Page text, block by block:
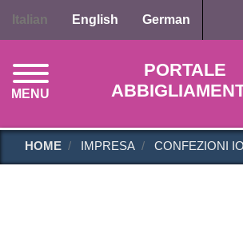
principale
Italian English German
PORTALE
MENU
HOME IMPRESA CONFEZIONI